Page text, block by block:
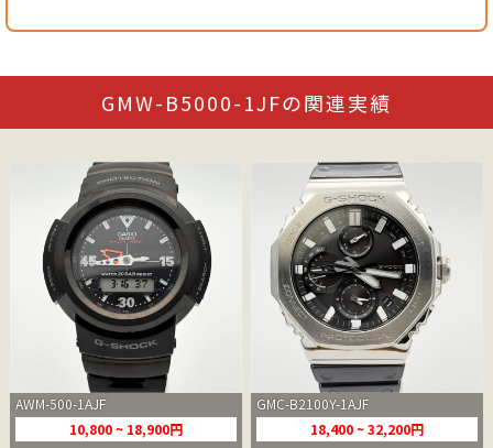
GMW-B5000-1JFの関連実績
AWM-500-1AJF
10,800 ~ 18,900円
GMC-B2100Y-1AJF
18,400 ~ 32,200円